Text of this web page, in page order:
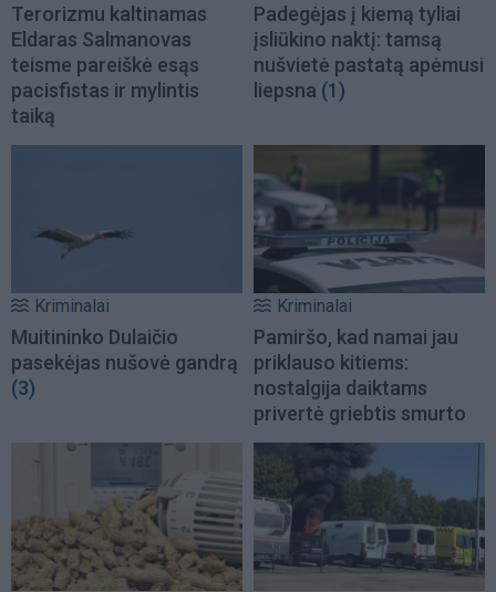
Terorizmu kaltinamas
Eldaras Salmanovas
teisme pareiškė esąs
pacisfistas ir mylintis
taiką
Padegėjas į kiemą tyliai
įsliūkino naktį: tamsą
nušvietė pastatą apėmusi
liepsna (1)
Kriminalai
Muitininko Dulaičio
pasekėjas nušovė gandrą
(3)
Kriminalai
Pamiršo, kad namai jau
priklauso kitiems:
nostalgija daiktams
privertė griebtis smurto